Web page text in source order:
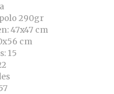
290gr
47x47 cm
cm
15